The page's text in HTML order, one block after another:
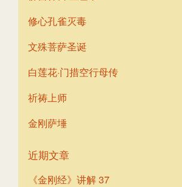
修心孔雀灭毒
文殊菩萨圣诞
白莲花·门措空行母传
祈祷上师
金刚萨埵
近期文章
《金刚经》讲解 37